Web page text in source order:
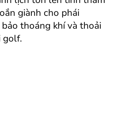
giành cho phái
thoáng khí và thoải
golf.